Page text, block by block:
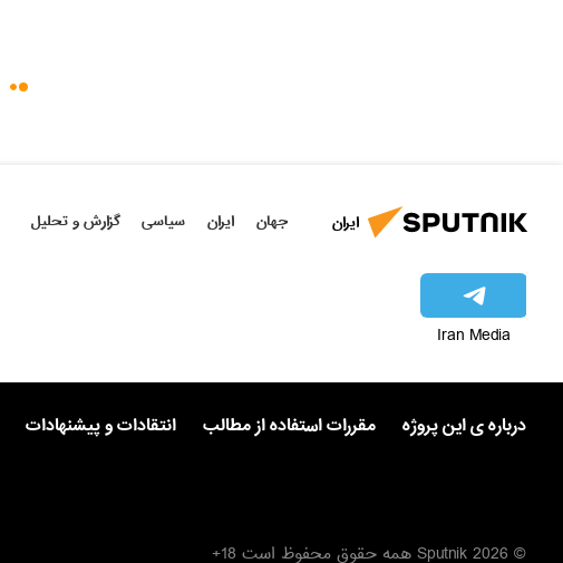
ایران جهان ایران سیاسی گزارش و تحلیل
Iran Media
درباره ی این پروژه مقررات استفاده از مطالب انتقادات و پیشنهادات
© 2026 Sputnik همه حقوق محفوظ است 18+